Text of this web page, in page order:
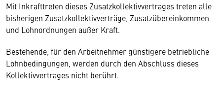
Mit Inkrafttreten dieses Zusatzkollektivvertrages treten alle
bisherigen Zusatzkollektivverträge, Zusatzübereinkommen
und Lohnordnungen außer Kraft.
Bestehende, für den Arbeitnehmer günstigere betriebliche
Lohnbedingungen, werden durch den Abschluss dieses
Kollektivvertrages nicht berührt.